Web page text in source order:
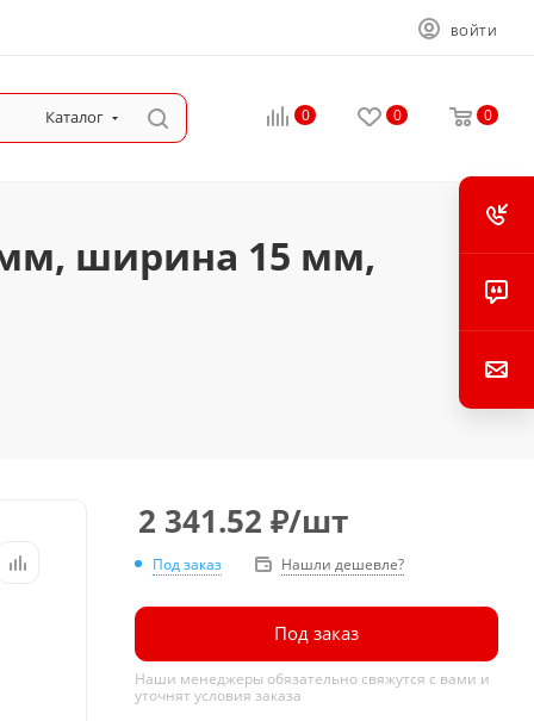
ВОЙТИ
Каталог 0 0 0
мм, ширина 15 мм,
2 341.52 ₽/шт
Под заказ Нашли дешевле?
Под заказ
Наши менеджеры обязательно свяжутся с вами и
уточнят условия заказа